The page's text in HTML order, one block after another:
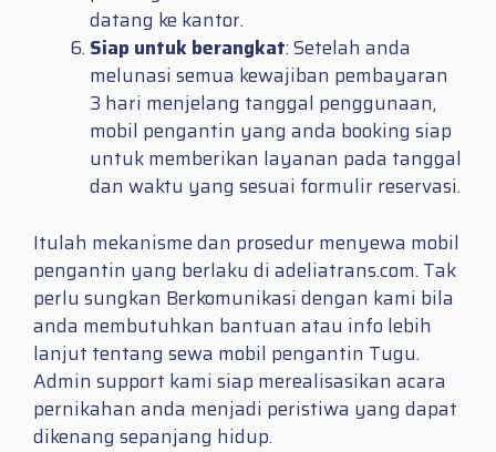
datang ke kantor.
Siap untuk berangkat: Setelah anda
melunasi semua kewajiban pembayaran
3 hari menjelang tanggal penggunaan,
mobil pengantin yang anda booking siap
untuk memberikan layanan pada tanggal
dan waktu yang sesuai formulir reservasi.
Itulah mekanisme dan prosedur menyewa mobil
pengantin yang berlaku di adeliatrans.com. Tak
perlu sungkan Berkomunikasi dengan kami bila
anda membutuhkan bantuan atau info lebih
lanjut tentang sewa mobil pengantin Tugu.
Admin support kami siap merealisasikan acara
pernikahan anda menjadi peristiwa yang dapat
dikenang sepanjang hidup.